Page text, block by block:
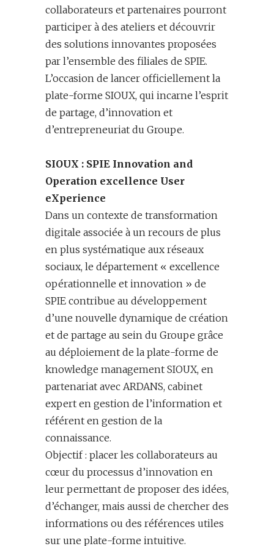
collaborateurs et partenaires pourront
participer à des ateliers et découvrir
des solutions innovantes proposées
par l’ensemble des filiales de SPIE.
L’occasion de lancer officiellement la
plate-forme SIOUX, qui incarne l’esprit
de partage, d’innovation et
d’entrepreneuriat du Groupe.
SIOUX : SPIE Innovation and
Operation excellence User
eXperience
Dans un contexte de transformation
digitale associée à un recours de plus
en plus systématique aux réseaux
sociaux, le département « excellence
opérationnelle et innovation » de
SPIE contribue au développement
d’une nouvelle dynamique de création
et de partage au sein du Groupe grâce
au déploiement de la plate-forme de
knowledge management SIOUX, en
partenariat avec ARDANS, cabinet
expert en gestion de l’information et
référent en gestion de la
connaissance.
Objectif : placer les collaborateurs au
cœur du processus d’innovation en
leur permettant de proposer des idées,
d’échanger, mais aussi de chercher des
informations ou des références utiles
sur une plate-forme intuitive.